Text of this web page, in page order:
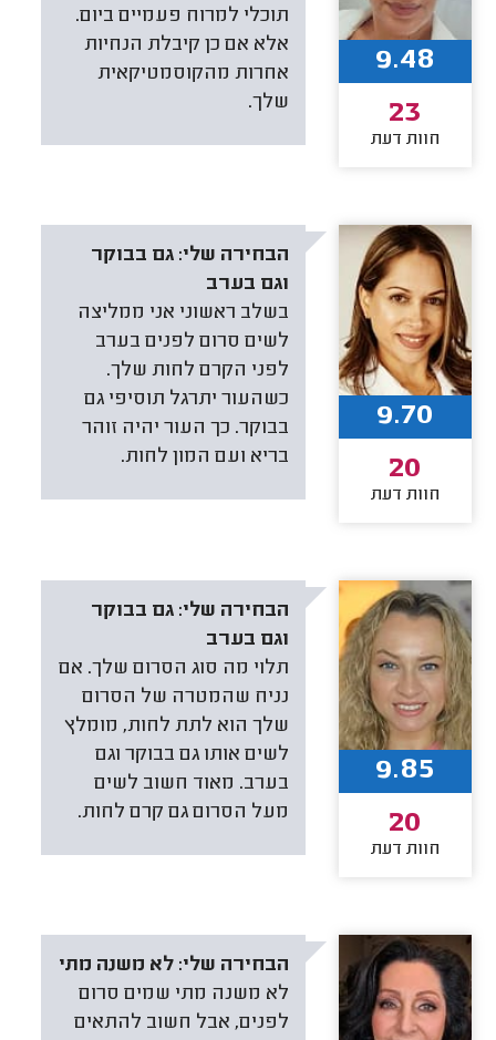
תוכלי למרוח פעמיים ביום.
אלא אם כן קיבלת הנחיות
אחרות מהקוסמטיקאית
שלך.
9.48
23
חוות דעת
הבחירה שלי: גם בבוקר
וגם בערב
בשלב ראשוני אני ממליצה
לשים סרום לפנים בערב
לפני הקרם לחות שלך.
כשהעור יתרגל תוסיפי גם
בבוקר. כך העור יהיה זוהר
בריא ועם המון לחות.
9.70
20
חוות דעת
הבחירה שלי: גם בבוקר
וגם בערב
תלוי מה סוג הסרום שלך. אם
נניח שהמטרה של הסרום
שלך הוא לתת לחות, מומלץ
לשים אותו גם בבוקר וגם
בערב. מאוד חשוב לשים
מעל הסרום גם קרם לחות.
9.85
20
חוות דעת
הבחירה שלי: לא משנה מתי
לא משנה מתי שמים סרום
לפנים, אבל חשוב להתאים